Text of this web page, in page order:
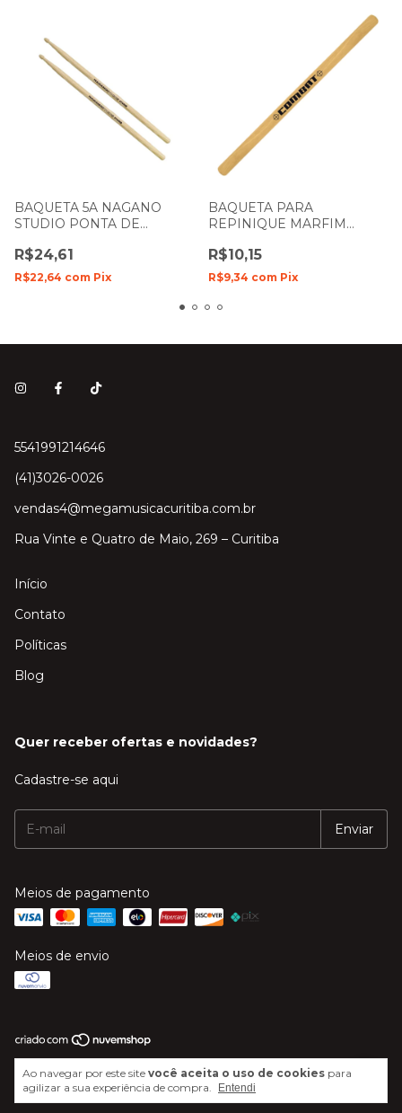
Ao navegar por este site você aceita o uso de cookies para
agilizar a sua experiência de compra.
Entendi
BAQUETA 5A NAGANO
STUDIO PONTA DE
R$24,61
R$22,64 com Pix
BAQUETA PARA
REPINIQUE MARFIM
R$10,15
R$9,34 com Pix
5541991214646
(41)3026-0026
vendas4@megamusicacuritiba.com.br
Rua Vinte e Quatro de Maio, 269 – Curitiba
Início
Contato
Políticas
Blog
Quer receber ofertas e novidades?
Cadastre-se aqui
Meios de pagamento
Meios de envio
Copyright Mega Música - 20606244000120 - 2026. Todos os direitos
reservados.